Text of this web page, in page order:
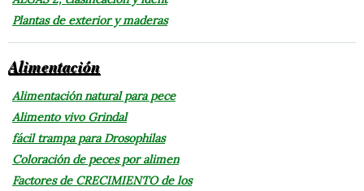
Plantas de exterior y maderas
Alimentación
Alimentación natural para pece
Alimento vivo Grindal
fácil trampa para Drosophilas
Coloración de peces por alimen
Factores de CRECIMIENTO de los